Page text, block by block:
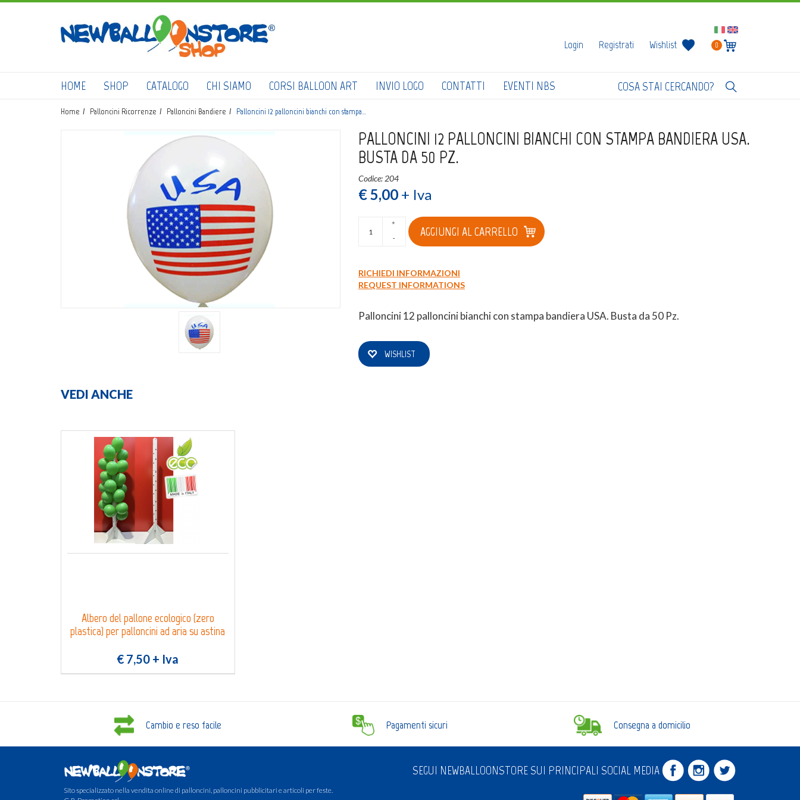
CATALOGO
CORSI BALLOON ART
INVIO LOGO
CONTATTI
0
Login Registrati Wishlist 0
HOME SHOP CATALOGO CHI SIAMO CORSI BALLOON ART INVIO LOGO CONTATTI EVENTI NBS
Home Palloncini Ricorrenze Palloncini Bandiere Palloncini 12 palloncini bianchi con stampa…
PALLONCINI 12 PALLONCINI BIANCHI CON STAMPA BANDIERA USA.
BUSTA DA 50 PZ.
Codice: 204
€ 5,00 + Iva
+
- AGGIUNGI AL CARRELLO
RICHIEDI INFORMAZIONI
REQUEST INFORMATIONS
Palloncini 12 palloncini bianchi con stampa bandiera USA. Busta da 50 Pz.
WISHLIST
VEDI ANCHE
Albero del pallone ecologico (zero
plastica) per palloncini ad aria su astina
€ 7,50 + Iva
Cambio e reso facile Pagamenti sicuri Consegna a domicilio
Sito specializzato nella vendita online di palloncini, palloncini pubblicitari e articoli per feste.
SEGUI NEWBALLOONSTORE SUI PRINCIPALI SOCIAL MEDIA